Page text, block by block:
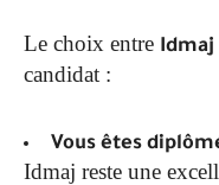
Le choix entre Idmaj
candidat :
Vous êtes
Idmaj reste une